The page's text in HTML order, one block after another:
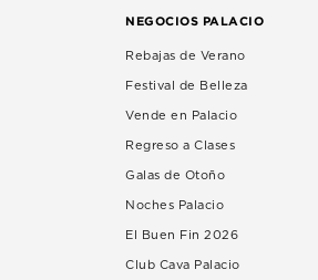
NEGOCIOS PALACIO
Rebajas de Verano
Festival de Belleza
Vende en Palacio
Regreso a Clases
Galas de Otoño
Noches Palacio
El Buen Fin 2026
Club Cava Palacio